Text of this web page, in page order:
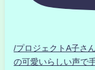
/プロジェクトA子
の可愛いらしい声で